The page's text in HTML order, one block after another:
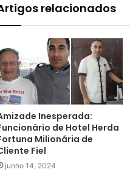
relacionados
Inesperada:
de Hotel Herda
Milionária de
Fiel
junho 14, 2024